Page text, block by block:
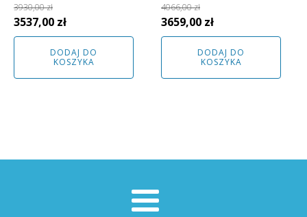
3930,00zł
Pierwotna
cena
wynosiła:
3930,00 zł.
3537,00 złAktualna
cena
wynosi:
DODAJ DO
KOSZYKA
4066,00zł
Pierwotna
cena
wynosiła:
4066,00 zł.
3659,00 złAktualna
cena
wynosi:
DODAJ DO
KOSZYKA